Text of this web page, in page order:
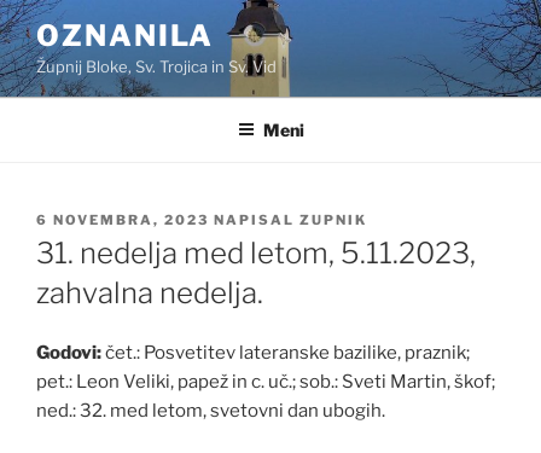
Skoči
na
vsebino
OZNANILA
Župnij Bloke, Sv. Trojica in Sv. Vid
Meni
OBJAVLJENO
DNE
6 NOVEMBRA, 2023 NAPISAL ZUPNIK
31. nedelja med letom, 5.11.2023,
zahvalna nedelja.
Godovi:čet.: Posvetitev lateranske bazilike, praznik;
pet.: Leon Veliki, papež in c. uč.; sob.: Sveti Martin, škof;
ned.: 32. med letom, svetovni dan ubogih.